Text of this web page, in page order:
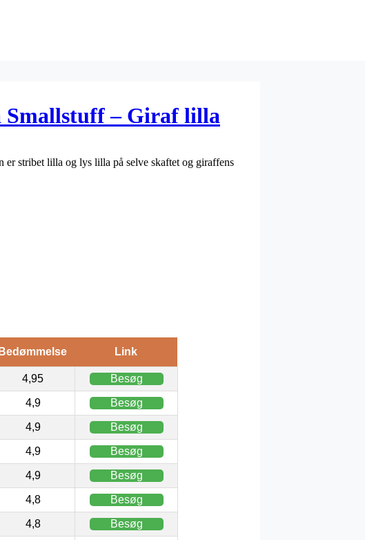
Smallstuff – Giraf lilla
er stribet lilla og lys lilla på selve skaftet og giraffens
Bedømmelse Link
4,95 Besøg
4,9 Besøg
4,9 Besøg
4,9 Besøg
4,9 Besøg
4,8 Besøg
4,8 Besøg